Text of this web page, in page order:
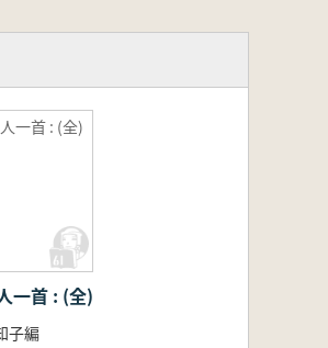
一首 : (全)
一首 : (全)
子編